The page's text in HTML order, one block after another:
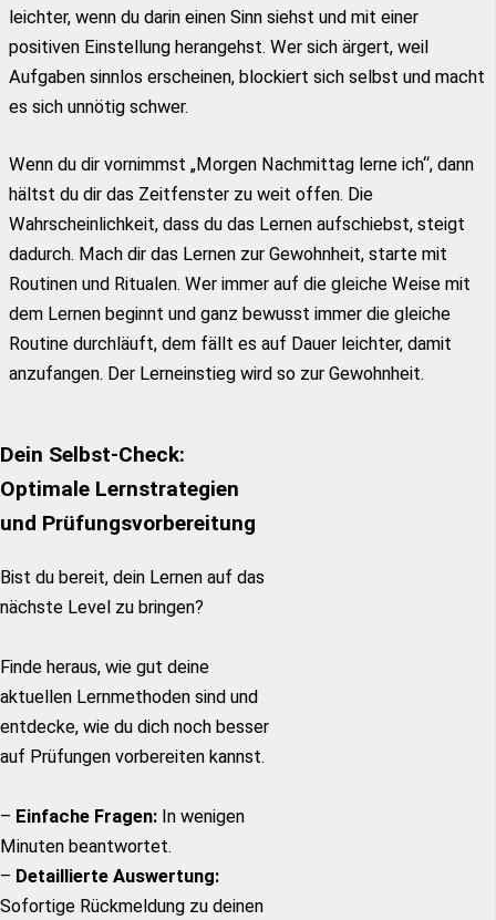
leichter, wenn du darin einen Sinn siehst und mit einer
positiven Einstellung herangehst. Wer sich ärgert, weil
Aufgaben sinnlos erscheinen, blockiert sich selbst und macht
es sich unnötig schwer.
Wenn du dir vornimmst „Morgen Nachmittag lerne ich“, dann
hältst du dir das Zeitfenster zu weit offen. Die
Wahrscheinlichkeit, dass du das Lernen aufschiebst, steigt
dadurch. Mach dir das Lernen zur Gewohnheit, starte mit
Routinen und Ritualen. Wer immer auf die gleiche Weise mit
dem Lernen beginnt und ganz bewusst immer die gleiche
Routine durchläuft, dem fällt es auf Dauer leichter, damit
anzufangen. Der Lerneinstieg wird so zur Gewohnheit.
Dein Selbst-Check:
Optimale Lernstrategien
und Prüfungsvorbereitung
Bist du bereit, dein Lernen auf das
nächste Level zu bringen?
Finde heraus, wie gut deine
aktuellen Lernmethoden sind und
entdecke, wie du dich noch besser
auf Prüfungen vorbereiten kannst.
– Einfache Fragen: In wenigen
Minuten beantwortet.
– Detaillierte Auswertung:
Sofortige Rückmeldung zu deinen